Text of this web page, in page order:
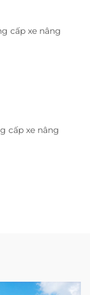
cấp xe nâng
cấp xe nâng